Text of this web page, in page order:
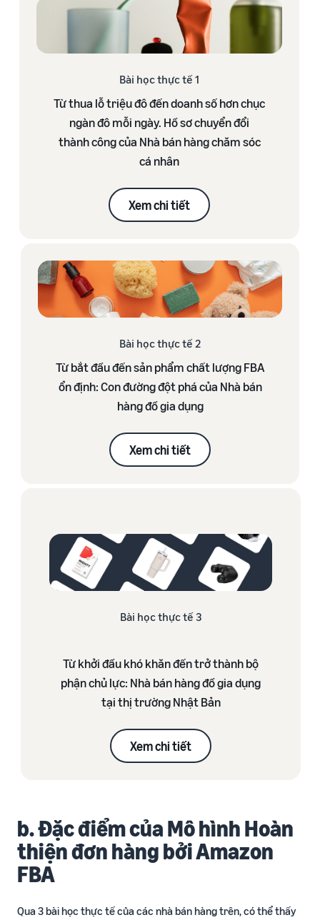
Bài học thực tế 1
Từ thua lỗ triệu đô đến doanh số hơn chục
ngàn đô mỗi ngày. Hồ sơ chuyển đổi
thành công của Nhà bán hàng chăm sóc
cá nhân
Xem chi tiết
Bài học thực tế 2
Từ bắt đầu đến sản phẩm chất lượng FBA
ổn định: ​Con đường đột phá của Nhà bán
hàng đồ gia dụng
Xem chi tiết
Bài học thực tế 3
Từ khởi đầu khó khăn đến trở thành bộ
phận chủ lực: Nhà bán hàng đồ gia dụng
tại thị trường Nhật Bản
Xem chi tiết
b. Đặc điểm của Mô hình Hoàn
thiện đơn hàng bởi Amazon
FBA
Qua 3 bài học thực tế của các nhà bán hàng trên, có thể thấy